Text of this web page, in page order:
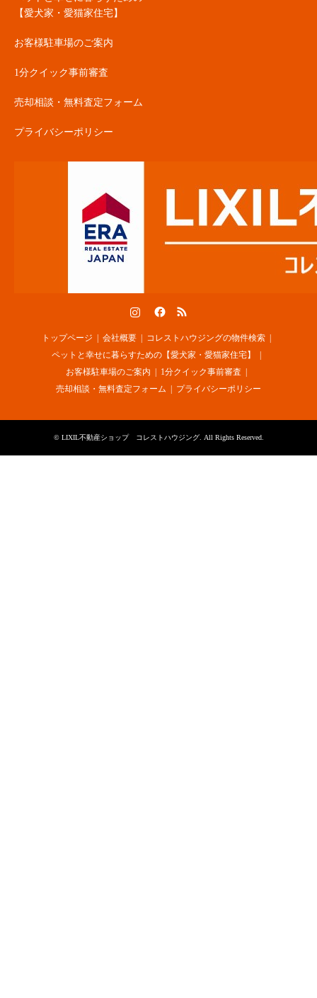
【愛犬家・愛猫家住宅】
お客様駐車場のご案内
1分クイック事前審査
売却相談・無料査定フォーム
プライバシーポリシー
トップページ 会社概要
コレストハウジングの物件検索
ペットと幸せに暮らすための【愛犬家・愛猫家住宅】
お客様駐車場のご案内
1分クイック事前審査
売却相談・無料査定フォーム
プライバシーポリシー
© LIXIL不動産ショップ コレストハウジング. All Rights Reserved.